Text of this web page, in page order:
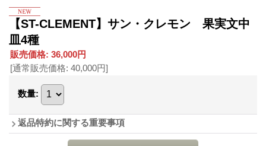
【ST-CLEMENT】サン・クレモン 果実文中
皿4種
販売価格: 36,000円
[通常販売価格: 40,000円]
数量:
返品特約に関する重要事項